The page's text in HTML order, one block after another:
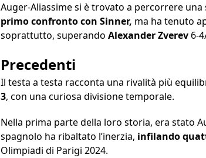
Auger-Aliassime si è trovato a percorrere
primo confronto con Sinner, ma ha tenuto
soprattutto, superando Alexander Zverev 6-
Precedenti
Il testa a testa racconta una rivalità più
3, con una curiosa divisione temporale.
Nella prima parte della loro storia, era stato
spagnolo ha ribaltato l’inerzia, infilando
Olimpiadi di Parigi 2024.